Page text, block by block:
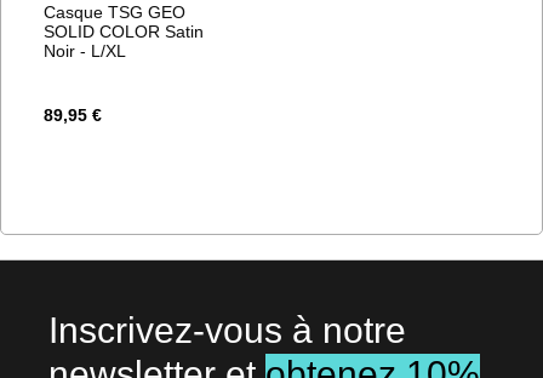
Casque TSG GEO
SOLID COLOR Satin
Noir - L/XL
89,95 €
Inscrivez-vous à notre